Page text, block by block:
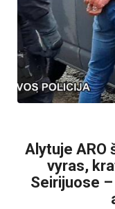
Alytuje ARO
vyras,
Seirijuose